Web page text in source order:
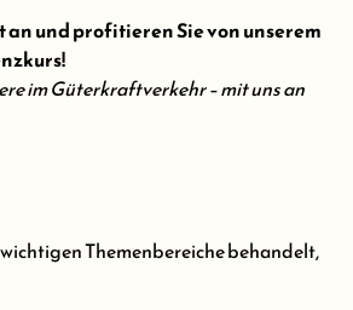
an und profitieren Sie von unserem
im Güterkraftverkehr – mit uns an
Themenbereiche behandelt,